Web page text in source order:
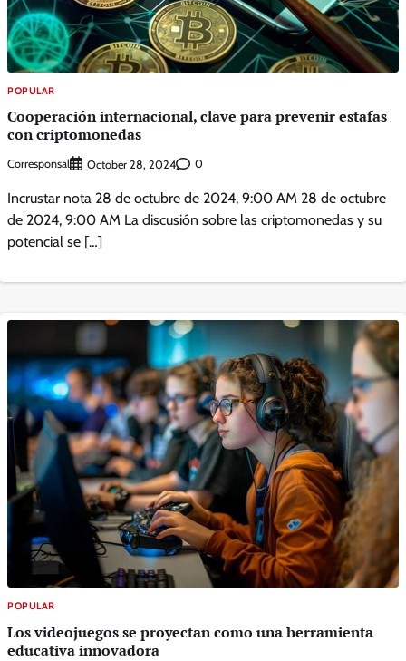
POPULAR
Cooperación internacional, clave para prevenir estafas
con criptomonedas
Corresponsal October 28, 2024 0
Incrustar nota 28 de octubre de 2024, 9:00 AM 28 de octubre
de 2024, 9:00 AM La discusión sobre las criptomonedas y su
potencial se […]
POPULAR
Los videojuegos se proyectan como una herramienta
educativa innovadora